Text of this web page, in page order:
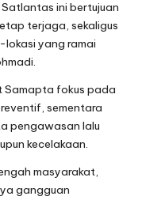
ini bertujuan
terjaga, sekaligus
lokasi yang ramai
Samapta fokus pada
sementara
pengawasan lalu
kecelakaan.
masyarakat,
gangguan